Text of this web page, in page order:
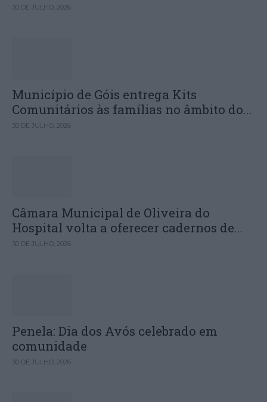
30 DE JULHO, 2026
Município de Góis entrega Kits
Comunitários às famílias no âmbito do...
30 DE JULHO, 2026
Câmara Municipal de Oliveira do
Hospital volta a oferecer cadernos de...
30 DE JULHO, 2026
Penela: Dia dos Avós celebrado em
comunidade
30 DE JULHO, 2026